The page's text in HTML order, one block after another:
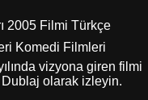
2005 Filmi Türkçe
Komedi Filmleri
vizyona giren filmi
Dublaj olarak izleyin.